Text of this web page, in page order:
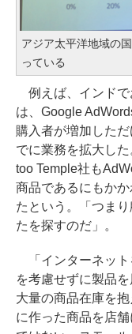
アジア太平洋地域の
っている
例えば、インドで
は、Google
購入者が増加した
でに業務を拡大し
too Temple社も
商品であるにもか
たという。「つま
たを探すのだ」。
「インターネット
を考慮せずに製品
大量の商品在庫を
に作った商品を店